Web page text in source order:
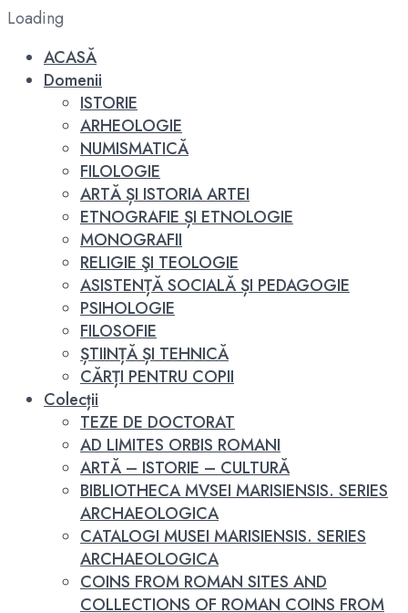
Loading
ACASĂ
Domenii
ISTORIE
ARHEOLOGIE
NUMISMATICĂ
FILOLOGIE
ARTĂ ȘI ISTORIA ARTEI
ETNOGRAFIE ȘI ETNOLOGIE
MONOGRAFII
RELIGIE ŞI TEOLOGIE
ASISTENȚĂ SOCIALĂ ȘI PEDAGOGIE
PSIHOLOGIE
FILOSOFIE
ȘTIINȚĂ ȘI TEHNICĂ
CĂRȚI PENTRU COPII
Colecții
TEZE DE DOCTORAT
AD LIMITES ORBIS ROMANI
ARTĂ – ISTORIE – CULTURĂ
BIBLIOTHECA MVSEI MARISIENSIS. SERIES
ARCHAEOLOGICA
CATALOGI MUSEI MARISIENSIS. SERIES
ARCHAEOLOGICA
COINS FROM ROMAN SITES AND
COLLECTIONS OF ROMAN COINS FROM